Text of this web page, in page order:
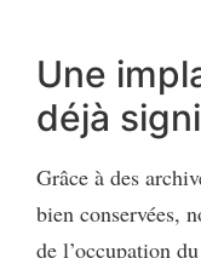
Une
déjà
Grâce à des
bien conservées,
de l’occupation